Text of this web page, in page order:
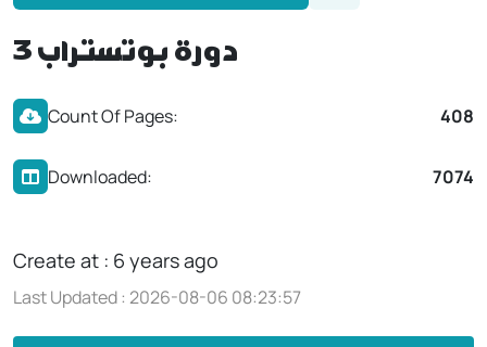
دورة بوتستراب 3
Count Of Pages: 408
Downloaded: 7074
Create at : 6 years ago
Last Updated : 2026-08-06 08:23:57